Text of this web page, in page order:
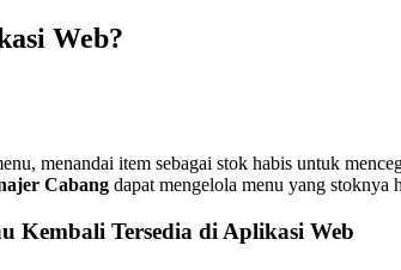
Web?
menandai item sebagai stok habis untuk
Cabang dapat mengelola menu yang stoknya
Kembali Tersedia di Aplikasi Web